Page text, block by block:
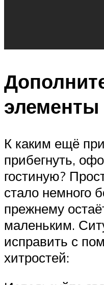
элементы
К каким ещё
прибегнуть,
гостиную?
стало немного
прежнему
маленьким.
исправить с
хитростей: